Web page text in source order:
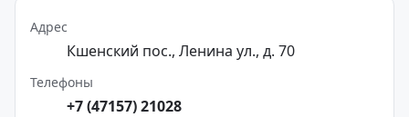
Адрес
Кшенский пос., Ленина ул., д. 70
Телефоны
+7 (47157) 21028